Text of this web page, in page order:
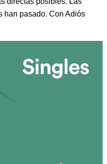
han pasado. Con Adiós